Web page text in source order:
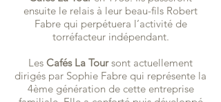
ensuite le relais à leur beau-fils Robert
Fabre qui perpétuera l’activité de
torréfacteur indépendant.
Les Cafés La Toursont actuellement
dirigés par Sophie Fabre qui représente la
4ème génération de cette entreprise